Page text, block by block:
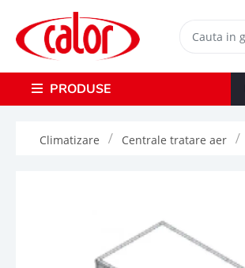
PRODUSE
Climatizare Centrale tratare aer